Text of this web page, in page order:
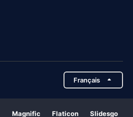
Français
Magnific Flaticon Slidesgo